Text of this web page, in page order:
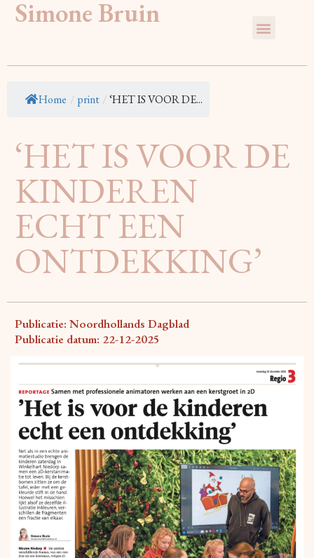
Simone Bruin
Home / print /‘HET IS VOOR DE...
‘HET IS VOOR DE
KINDEREN
ECHT EEN
ONTDEKKING’
Publicatie: Noordhollands Dagblad
Publicatie datum: 22-12-2025